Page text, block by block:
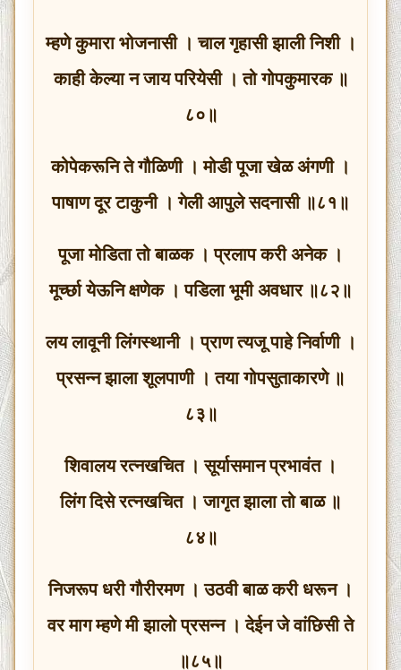
म्हणे कुमारा भोजनासी । चाल गृहासी झाली निशी ।
काही केल्या न जाय परियेसी । तो गोपकुमारक ॥
८०॥
कोपेकरूनि ते गौळिणी । मोडी पूजा खेळ अंगणी ।
पाषाण दूर टाकुनी । गेली आपुले सदनासी ॥८१॥
पूजा मोडिता तो बाळक । प्रलाप करी अनेक ।
मूर्च्छा येऊनि क्षणेक । पडिला भूमी अवधार ॥८२॥
लय लावूनी लिंगस्थानी । प्राण त्यजू पाहे निर्वाणी ।
प्रसन्न झाला शूलपाणी । तया गोपसुताकारणे ॥
८३॥
शिवालय रत्‍नखचित । सूर्यासमान प्रभावंत ।
लिंग दिसे रत्‍नखचित । जागृत झाला तो बाळ ॥
८४॥
निजरूप धरी गौरीरमण । उठवी बाळ करी धरून ।
वर माग म्हणे मी झालो प्रसन्न । देईन जे वांछिसी ते
॥८५॥